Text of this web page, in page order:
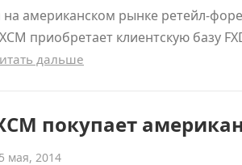
на американском рынке ретейл-
приобретает клиентскую базу
дальше
покупает
5 мая, 2014